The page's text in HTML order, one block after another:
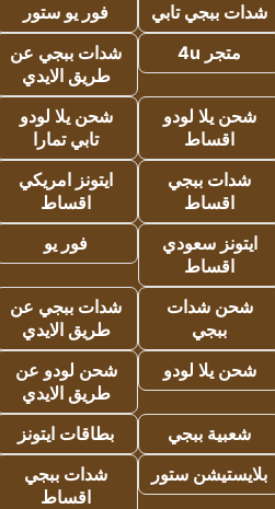
شدات ببجي تابي
فور يو ستور
متجر 4u
شدات ببجي عن
طريق الايدي
شحن يلا لودو
اقساط
شحن يلا لودو
تابي تمارا
شدات ببجي
اقساط
ايتونز امريكي
اقساط
ايتونز سعودي
اقساط
فور يو
شحن شدات
ببجي
شدات ببجي عن
طريق الايدي
شحن يلا لودو
شحن لودو عن
طريق الايدي
شعبية ببجي
بطاقات ايتونز
بلايستيشن ستور
شدات ببجي
اقساط